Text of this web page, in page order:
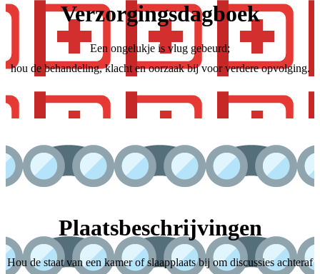
Verzorgingsdagboek
Een ongelukje is vlug gebeurd;
hou de behandeling, klacht en oorzaak bij voor verdere opvolging.
Plaatsbeschrijvingen
Hou de staat van een kamer of slaapplaats bij om discussies achteraf